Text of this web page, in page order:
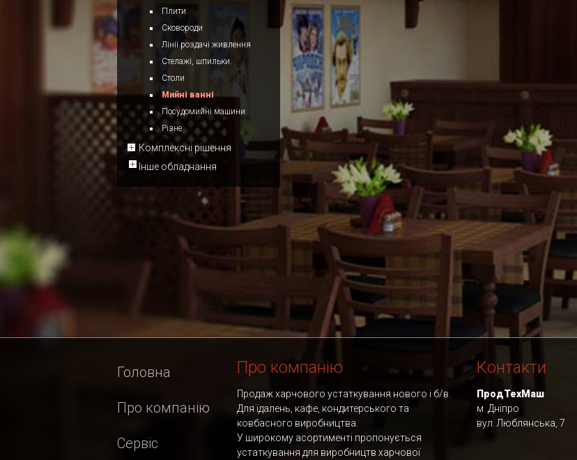
Плити
Сковороди
Лінії роздачі живлення
Стелажі, шпильки.
Столи
Мийні ванні
Посудомийні машини
Різне
Комплексні рішення
Інше обладнання
Головна
Про компанію
Сервіс
Про компанію
Продаж харчового устаткування нового і б/в.
Для їдалень, кафе, кондитерського та
ковбасного виробництва.
У широкому асортименті пропонується
устаткування для виробництв харчової
Контакти
ПродТехМаш
м. Дніпро
вул. Люблянська, 7